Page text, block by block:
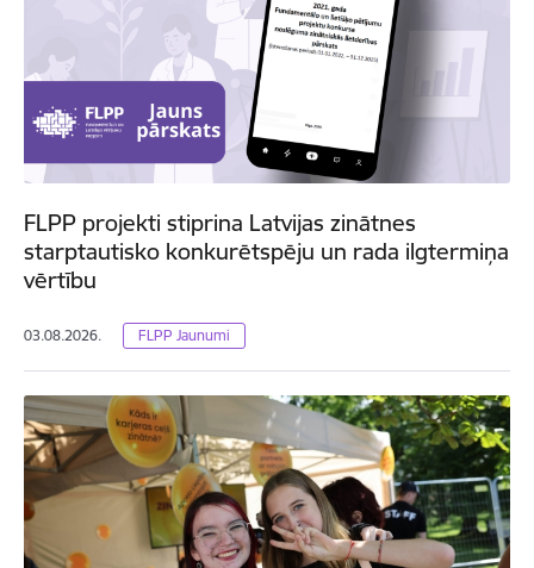
FLPP projekti stiprina Latvijas zinātnes
starptautisko konkurētspēju un rada ilgtermiņa
vērtību
03.08.2026. FLPP Jaunumi